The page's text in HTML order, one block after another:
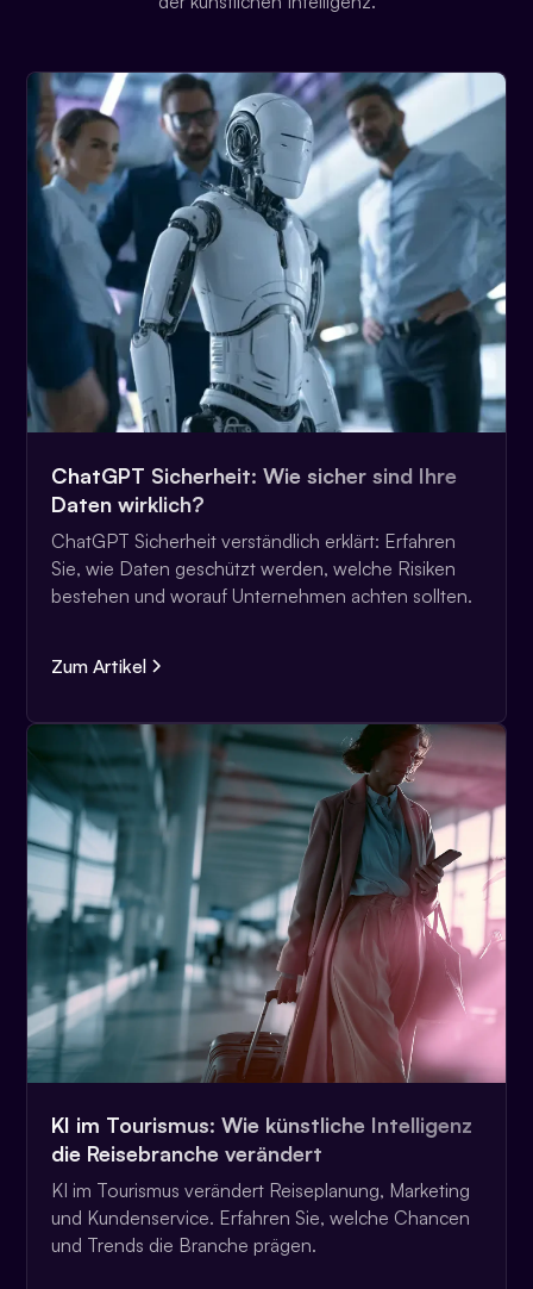
ChatGPT Sicherheit: Wie sicher sind Ihre
Daten wirklich?
ChatGPT Sicherheit verständlich erklärt: Erfahren
Sie, wie Daten geschützt werden, welche Risiken
bestehen und worauf Unternehmen achten sollten.
Zum Artikel
KI im Tourismus: Wie künstliche Intelligenz
die Reisebranche verändert
KI im Tourismus verändert Reiseplanung, Marketing
und Kundenservice. Erfahren Sie, welche Chancen
und Trends die Branche prägen.